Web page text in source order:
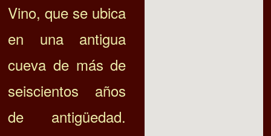
Vino, que se ubica
en una antigua
cueva de más de
seiscientos años
de antigüedad.